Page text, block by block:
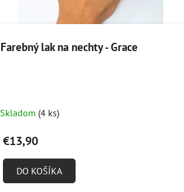
Farebný lak na nechty - Grace
Skladom (4 ks)
€13,90
DO KOŠÍKA